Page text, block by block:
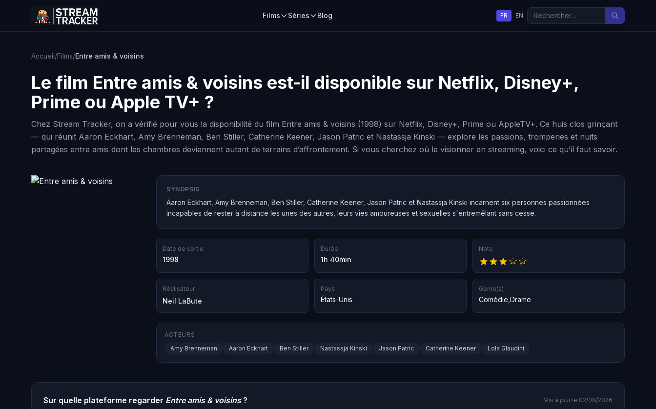
Films Séries Blog FR EN
Accueil/Films/Entre amis & voisins
Le film Entre amis & voisins est-il disponible sur Netflix, Disney+,
Prime ou Apple TV+ ?
Chez Stream Tracker, on a vérifié pour vous la disponibilité du film Entre amis & voisins (1998) sur Netflix, Disney+, Prime ou AppleTV+. Ce huis clos grinçant
— qui réunit Aaron Eckhart, Amy Brenneman, Ben Stiller, Catherine Keener, Jason Patric et Nastassja Kinski — explore les passions, tromperies et nuits
partagées entre amis dont les chambres deviennent autant de terrains d’affrontement. Si vous cherchez où le visionner en streaming, voici ce qu’il faut savoir.
SYNOPSIS
Aaron Eckhart, Amy Brenneman, Ben Stiller, Catherine Keener, Jason Patric et Nastassja Kinski incarnent six personnes passionnées
incapables de rester à distance les unes des autres, leurs vies amoureuses et sexuelles s'entremêlant sans cesse.
Date de sortie
1998
Durée
1h 40min
Note
Réalisateur
Neil LaBute
Pays
États-Unis
Genre(s)
Comédie Drame
ACTEURS
Amy Brenneman
Aaron Eckhart Ben Stiller Nastassja Kinski Jason Patric Catherine Keener Lola Glaudini
Sur quelle plateforme regarder Entre amis & voisins? Mis à jour le 02/08/2026